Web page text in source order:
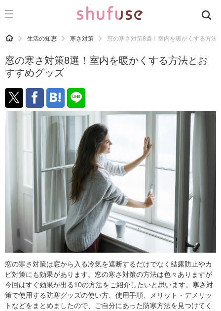
CATEGORY 記事カテゴリ
運気
洗濯
生活の知恵
おすすめ
HOME 生活の知恵 寒さ対策 窓の寒さ対策8選！室内を暖かくする方法
窓の寒さ対策8選！室内を暖かくする方法とお
すすめグッズ
窓の寒さ対策は窓から入る冷気を遮断するだけでなく結露防止やカ
ビ対策にも効果があります。窓の寒さ対策の方法は色々ありますが
今回はすぐ効果が出る10の方法をご紹介したいと思います。寒さ対
策で使用する防寒グッズの使い方、使用手順、メリット・デメリッ
トなどをまとめましたので、ご自分にあった防寒方法を見つけてく